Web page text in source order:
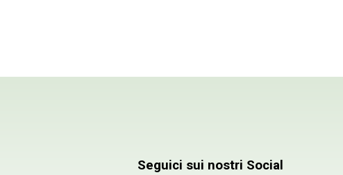
Seguici sui nostri Social